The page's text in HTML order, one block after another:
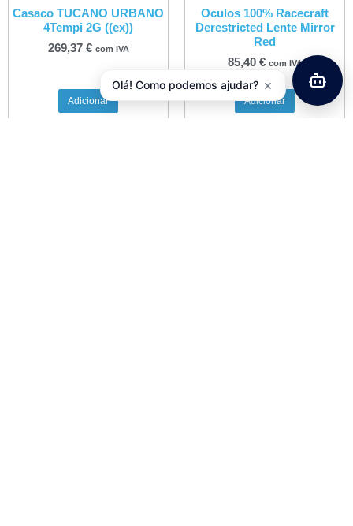
Casaco TUCANO URBANO
4Tempi 2G ((ex))
269,37 € com IVA
Adicionar
Oculos 100% Racecraft
Derestricted Lente Mirror
Red
85,40 € com IVA
Adicionar
Olá! Como podemos ajudar? ×